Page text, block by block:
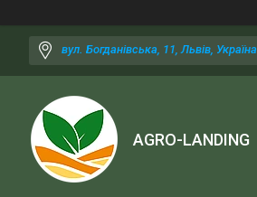
вул. Богданівська, 11, Львів, Україна
AGRO-LANDING